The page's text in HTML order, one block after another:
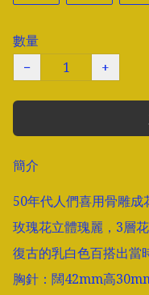
數量
−
+
簡介
50年代人們喜用骨雕
玫瑰花立體瑰麗，3層
復古的乳白色百搭出當
胸針：闊42mm高